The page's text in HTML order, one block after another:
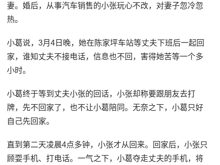
妻。婚后，从事汽车销售的小张玩心不改，对妻子忽冷忽
热。
小葛说，3月4日晚，她在陈家坪车站等丈夫下班后一起回
家，谁知丈夫不接电话，信息也不回，害得她苦等一个多
小时。
小葛终于等到丈夫小张的回话，小张却称要跟朋友去打
牌，先不回家了，也不让小葛陪同。无奈之下，小葛只好
自己先回家。
直到第二天凌晨4点多钟，小张才从回来。回家后，小张只
顾耍手机、打电话。一气之下，小葛夺走丈夫的手机，将